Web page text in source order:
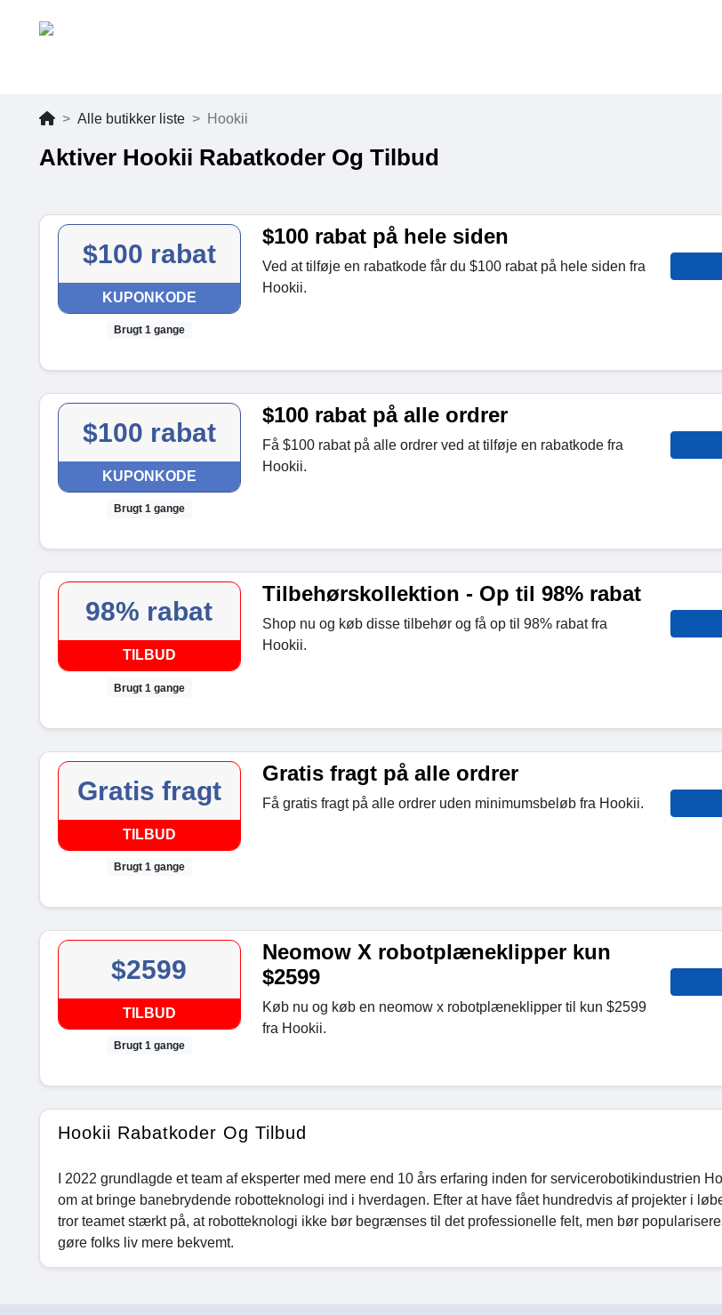
Alle butikker liste Hookii
Aktiver Hookii Rabatkoder Og Tilbud
$100 rabat
KUPONKODE
Brugt 1 gange
$100 rabat på hele siden
Ved at tilføje en rabatkode får du $100 rabat på hele siden fra
Hookii.
$100 rabat
KUPONKODE
Brugt 1 gange
$100 rabat på alle ordrer
Få $100 rabat på alle ordrer ved at tilføje en rabatkode fra
Hookii.
98% rabat
TILBUD
Brugt 1 gange
Tilbehørskollektion - Op til 98% rabat
Shop nu og køb disse tilbehør og få op til 98% rabat fra
Hookii.
Gratis fragt
TILBUD
Brugt 1 gange
Gratis fragt på alle ordrer
Få gratis fragt på alle ordrer uden minimumsbeløb fra Hookii.
$2599
TILBUD
Brugt 1 gange
Neomow X robotplæneklipper kun
$2599
Køb nu og køb en neomow x robotplæneklipper til kun $2599
fra Hookii.
Hookii Rabatkoder Og Tilbud
I 2022 grundlagde et team af eksperter med mere end 10 års erfaring inden for servicerobotikindustrien
om at bringe banebrydende robotteknologi ind i hverdagen. Efter at have fået hundredvis af projekter i
tror teamet stærkt på, at robotteknologi ikke bør begrænses til det professionelle felt, men bør
gøre folks liv mere bekvemt.